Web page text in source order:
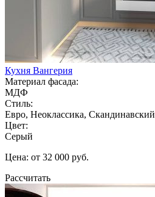
Кухня Вангерия
Материал фасада:
МДФ
Стиль:
Евро, Неоклассика, Скандинавский
Цвет:
Серый
Цена: от 32 000 руб.
Рассчитать